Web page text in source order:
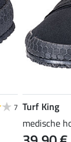
7 Turf King
medische